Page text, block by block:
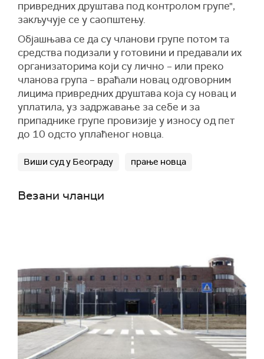
привредних друштава под контролом групе",
закључује се у саопштењу.
Објашњава се да су чланови групе потом та
средства подизали у готовини и предавали их
организаторима који су лично – или преко
чланова група – враћали новац одговорним
лицима привредних друштава која су новац и
уплатила, уз задржавање за себе и за
припаднике групе провизије у износу од пет
до 10 одсто уплаћеног новца.
Виши суд у Београду прање новца
Везани чланци